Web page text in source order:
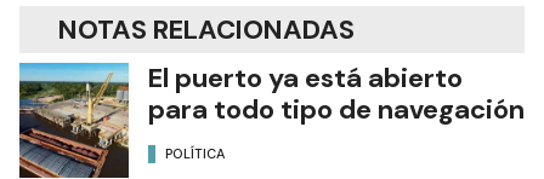
NOTAS RELACIONADAS
El puerto ya está abierto
para todo tipo de navegación
POLÍTICA